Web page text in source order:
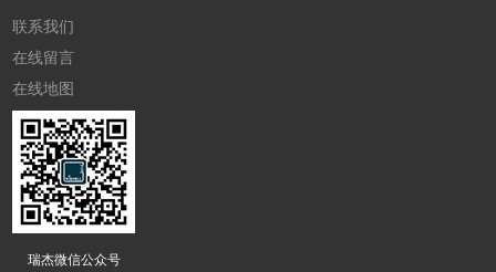
联系我们
在线留言
在线地图
瑞杰微信公众号